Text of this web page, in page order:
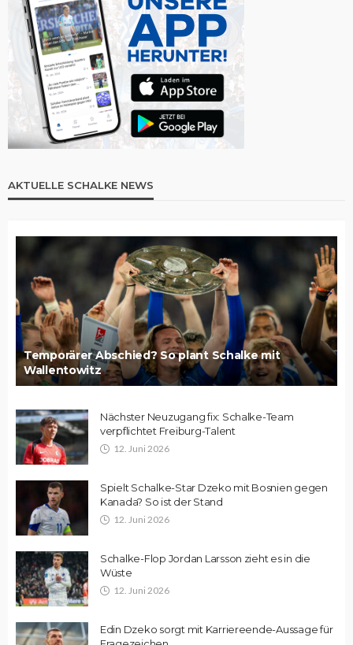
AKTUELLE SCHALKE NEWS
Temporärer Abschied? So plant Schalke mit
Wallentowitz
Nächster Neuzugang fix: Schalke-Team
verpflichtet Freiburg-Talent
12. Juni 2026
Spielt Schalke-Star Dzeko mit Bosnien gegen
Kanada? So ist der Stand
12. Juni 2026
Schalke-Flop Jordan Larsson zieht es in die
Wüste
12. Juni 2026
Edin Dzeko sorgt mit Karriereende-Aussage für